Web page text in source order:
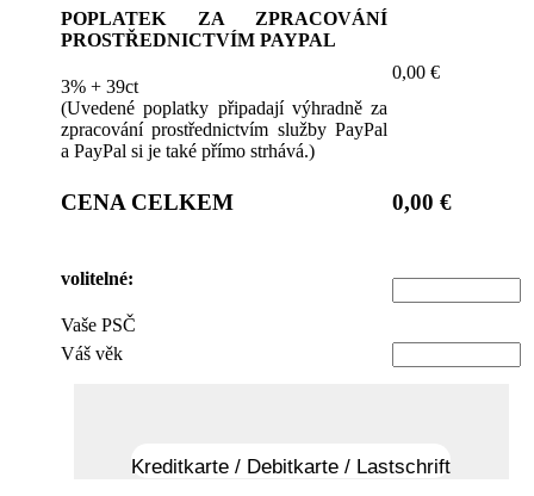
POPLATEK ZA ZPRACOVÁNÍ
PROSTŘEDNICTVÍM PAYPAL
3% + 39ct
(Uvedené poplatky připadají výhradně za
zpracování prostřednictvím služby PayPal
a PayPal si je také přímo strhává.)
0,00 €
CENA CELKEM 0,00 €
volitelné:
Vaše PSČ
Váš věk
Kreditkarte / Debitkarte / Lastschrift